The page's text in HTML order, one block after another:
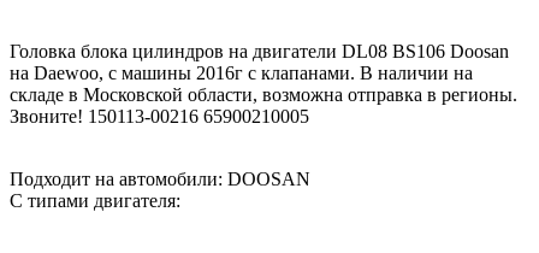
Головка блока цилиндров на двигатели DL08 BS106 Doosan
на Daewoo, с машины 2016г с клапанами. В наличии на
складе в Московской области, возможна отправка в регионы.
Звоните! 150113-00216 65900210005
Подходит на автомобили: DOOSAN
С типами двигателя: